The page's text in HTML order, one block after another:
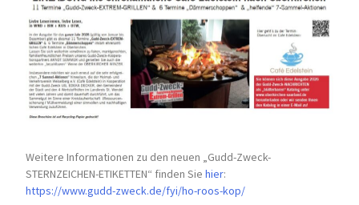
Weitere Informationen zu den neuen „Gudd-Zweck-
STERNZEICHEN-ETIKETTEN“ finden Siehier:
https://www.gudd-zweck.de/fyi/ho-roos-kop/